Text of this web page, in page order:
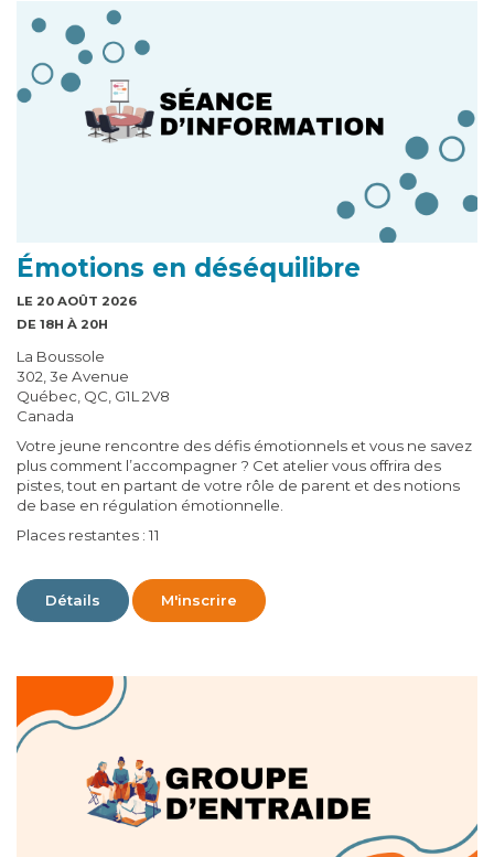
Émotions en déséquilibre
LE 20 AOÛT 2026
DE 18H À 20H
La Boussole
302, 3e Avenue
Québec, QC, G1L 2V8
Canada
Votre jeune rencontre des défis émotionnels et vous ne savez
plus comment l’accompagner ? Cet atelier vous offrira des
pistes, tout en partant de votre rôle de parent et des notions
de base en régulation émotionnelle.
Places restantes : 11
Détails M'inscrire